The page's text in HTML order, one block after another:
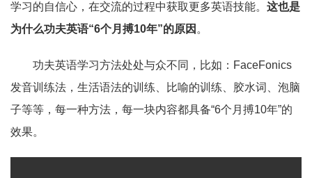
学习的自信心，在交流的过程中获取更多英语技能。 这也是
为什么功夫英语“6个月搏10年”的原因 。
功夫英语学习方法处处与众不同，比如：FaceFonics
发音训练法，生活语法的训练、比喻的训练、胶水词、泡脑
子等等，每一种方法，每一块内容都具备“6个月搏10年”的
效果。